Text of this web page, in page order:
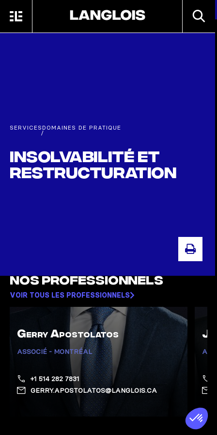
MENU
SERVICES
/
DOMAINES DE PRATIQUE
Insolvabilité et
restructuration
Nos professionnels
VOIR TOUS LES PROFESSIONNELS
Gerry Apostolatos
ASSOCIÉ - MONTRÉAL
+1 514 282 7831
GERRY.APOSTOLATOS@LANGLOIS.CA